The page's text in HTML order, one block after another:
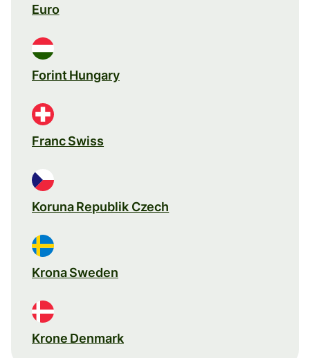
Euro
Forint Hungary
Franc Swiss
Koruna Republik Czech
Krona Sweden
Krone Denmark